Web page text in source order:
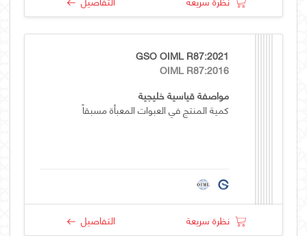
GSO OIML R87:2021
OIML R87:2016
مواصفة قياسية خليجية
كمية المنتج في العبوات المعبأة مسبقاً
نظرة سريعة التفاصيل